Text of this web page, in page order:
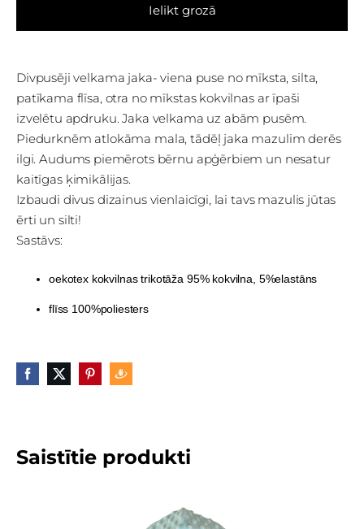
Ielikt grozā
Divpusēji velkama jaka- viena puse no mīksta, silta,
patīkama flīsa, otra no mīkstas kokvilnas ar īpaši
izvelētu apdruku. Jaka velkama uz abām pusēm.
Piedurknēm atlokāma mala, tādēļ jaka mazulim derēs
ilgi. Audums piemērots bērnu apģērbiem un nesatur
kaitīgas ķimikālijas.
Izbaudi divus dizainus vienlaicīgi, lai tavs mazulis jūtas
ērti un silti!
Sastāvs:
oekotex kokvilnas trikotāža 95% kokvilna, 5%elastāns
flīss 100%poliesters
Saistītie produkti